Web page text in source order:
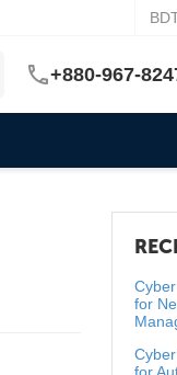
+880-967-
for